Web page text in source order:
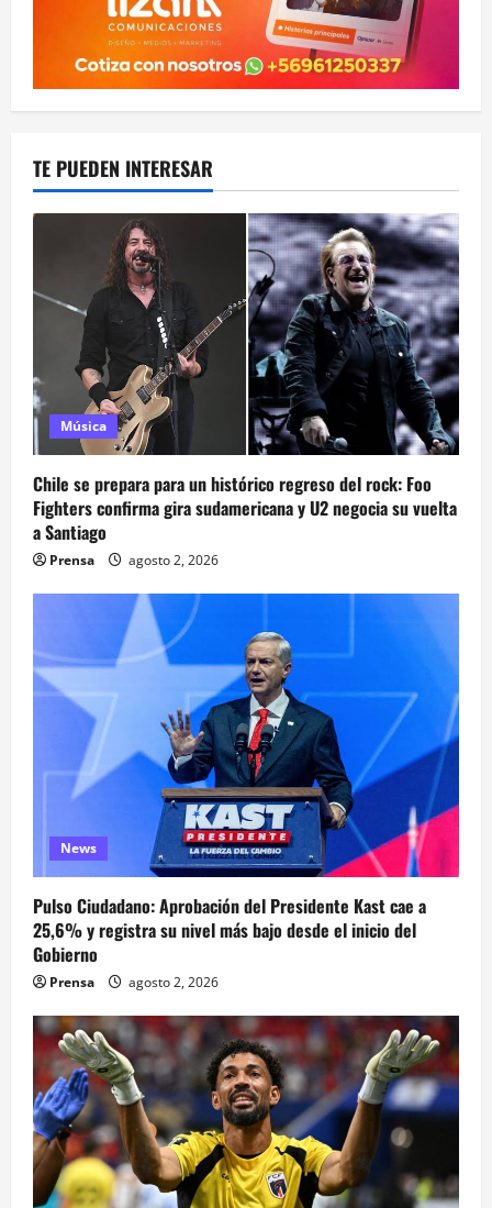
TE PUEDEN INTERESAR
Música
Chile se prepara para un histórico regreso del rock: Foo
Fighters confirma gira sudamericana y U2 negocia su vuelta
a Santiago
Prensa agosto 2, 2026
News
Pulso Ciudadano: Aprobación del Presidente Kast cae a
25,6% y registra su nivel más bajo desde el inicio del
Gobierno
Prensa agosto 2, 2026